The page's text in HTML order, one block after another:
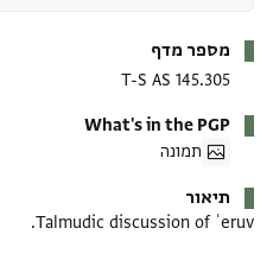
מספר מדף
T-S AS 145.305
What's in the PGP
תמונה
תיאור
Talmudic discussion of ʿeruv.